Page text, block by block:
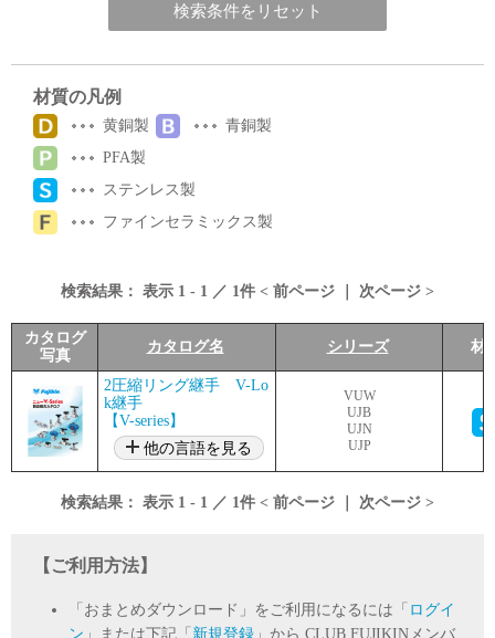
検索条件をリセット
材質の凡例
黄銅製
青銅製
PFA製
ステンレス製
ファインセラミックス製
検索結果： 表示 1 - 1 ／ 1件 < 前ページ 次ページ >
カタログ
写真
カタログ名 シリーズ 材
2圧縮リング継手 V-Lo
k継手
【V-series】
他の言語を見る
VUW
UJB
UJN
UJP
検索結果： 表示 1 - 1 ／ 1件 < 前ページ 次ページ >
【ご利用方法】
「おまとめダウンロード」をご利用になるには「 ログイ
ン 」または下記「 新規登録 」から CLUB FUJIKINメンバ